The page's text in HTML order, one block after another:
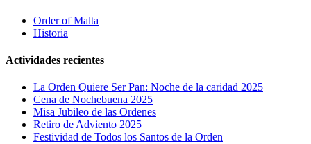
Order of Malta
Historia
Actividades recientes
La Orden Quiere Ser Pan: Noche de la caridad 2025
Cena de Nochebuena 2025
Misa Jubileo de las Ordenes
Retiro de Adviento 2025
Festividad de Todos los Santos de la Orden